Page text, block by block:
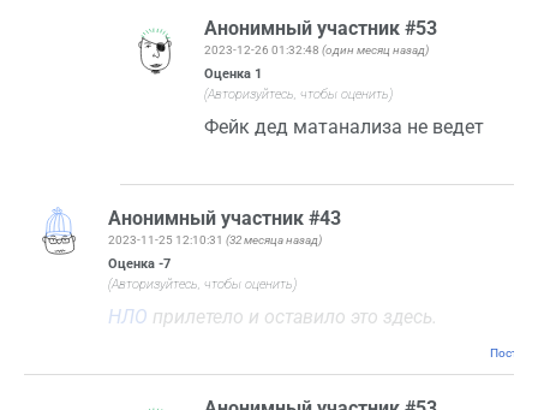
Анонимный участник #53
2023-12-26 01:32:48(один месяц назад)
Оценка 1
(Авторизуйтесь, чтобы оценить)
Фейк дед матанализа не ведет
Анонимный участник #43
2023-11-25 12:10:31 (32 месяца назад)
Оценка -7
(Авторизуйтесь, чтобы оценить)
НЛО прилетело и оставило это здесь.